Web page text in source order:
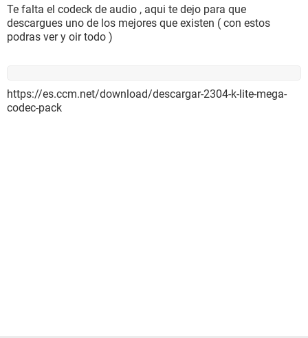
Te falta el codeck de audio , aqui te dejo para que
descargues uno de los mejores que existen ( con estos
podras ver y oir todo )
https://es.ccm.net/download/descargar-2304-k-lite-mega-
codec-pack